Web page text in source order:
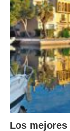
Los mejores